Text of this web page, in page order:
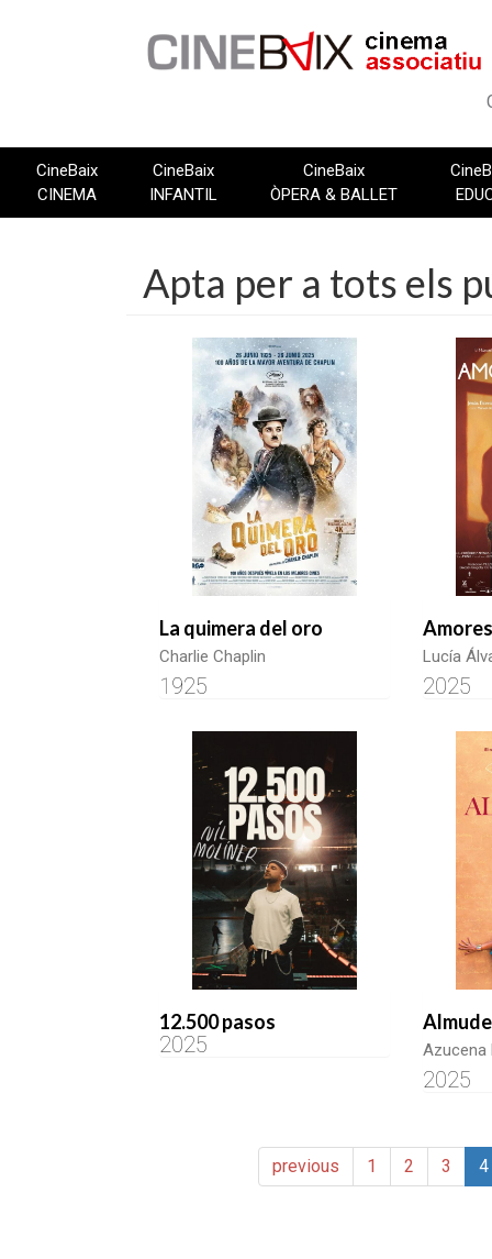
CineBaix
CINEMA
CineBaix
INFANTIL
CineBaix
ÒPERA & BALLET
Apta per a tots els
La quimera del oro
Charlie Chaplin
1925
Lucía
2025
12.500 pasos
2025 Azucena
2025
previous 1 2 3 4